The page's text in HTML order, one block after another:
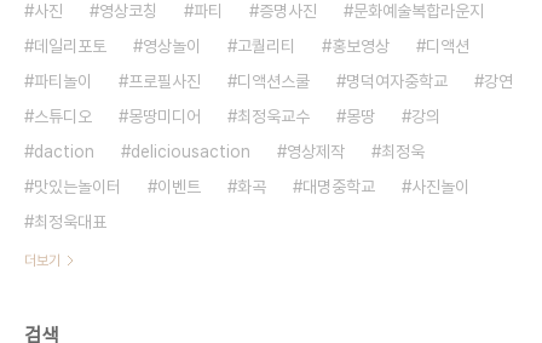
사진 영상코칭 파티 증명사진
문화예술복합라운지
데일리포토
영상놀이 고퀄리티 홍보영상
디액션
파티놀이
프로필사진 디액션스쿨 명덕여자중학교
강연
스튜디오
몽땅미디어 최정욱교수 몽땅
강의
daction
deliciousaction 영상제작
최정욱
맛있는놀이터
이벤트 화곡 대명중학교
사진놀이
최정욱대표
더보기
검색